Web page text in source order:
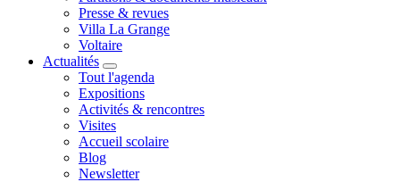
Presse & revues
Villa La Grange
Voltaire
Actualités
Tout l'agenda
Expositions
Activités & rencontres
Visites
Accueil scolaire
Blog
Newsletter